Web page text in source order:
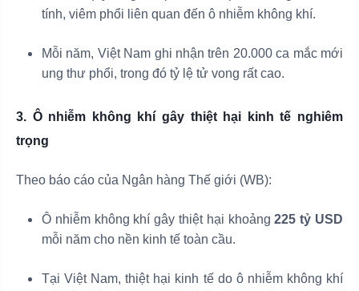
tính, viêm phổi liên quan đến ô nhiễm không khí.
Mỗi năm, Việt Nam ghi nhận trên 20.000 ca mắc mới
ung thư phổi, trong đó tỷ lệ tử vong rất cao.
3. Ô nhiễm không khí gây thiệt hại kinh tế nghiêm
trọng
Theo báo cáo của Ngân hàng Thế giới (WB):
Ô nhiễm không khí gây thiệt hại khoảng225 tỷ USD
mỗi năm cho nền kinh tế toàn cầu.
Tại Việt Nam, thiệt hại kinh tế do ô nhiễm không khí